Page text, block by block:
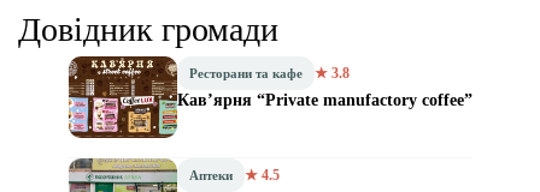
Довідник громади
Ресторани та кафе ★ 3.8
Кав’ярня “Private manufactory coffee”
Аптеки ★ 4.5